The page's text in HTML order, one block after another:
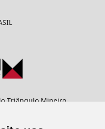
Triângulo Mineiro